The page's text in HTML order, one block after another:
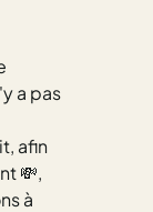
a pas
afin
💸,
à